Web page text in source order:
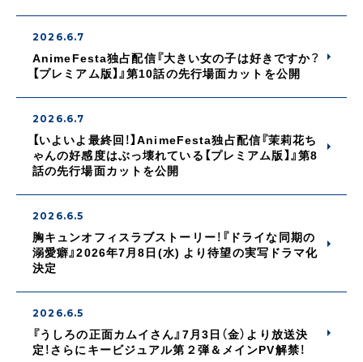
2026.6.7
AnimeFesta独占配信『大きい女の子は好きですか？
【プレミアム版】』第10話の先行場面カットを公開
2026.6.7
【いよいよ最終回！】AnimeFesta独占配信『茉莉花ち
ゃんの好感度はぶっ壊れている【プレミアム版】』第8
話の先行場面カットを公開
2026.6.5
胸キュンオフィスラブストーリー！『ドライな同期の
溺愛癖』2026年7月8日(水) より待望の実写ドラマ化
決定
2026.6.5
『うしろの正面カムイさん』7月3日（金）より放送決
定！さらにキービジュアル第２弾＆メインPV解禁！